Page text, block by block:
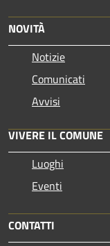
NOVITÀ
Notizie
Comunicati
Avvisi
VIVERE IL COMUNE
Luoghi
Eventi
CONTATTI